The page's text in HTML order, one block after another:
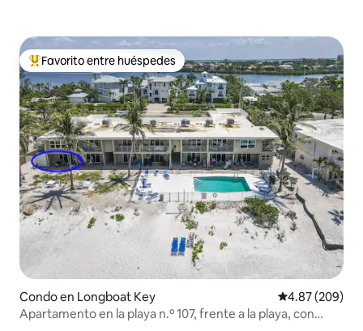
Favorito entre huéspedes preferido
Favorito entre huéspedes
Condo en Longboat Key Calificación
4.87 (209)
Apartamento en la playa n.º 107, frente a la playa, con